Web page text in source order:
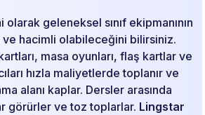
geleneksel sınıf ekipmanının
ve hacimli olabileceğini bilirsiniz.
masa oyunları, flaş kartlar ve
hızla maliyetlerde toplanır ve
alanı kaplar. Dersler arasında
görürler ve toz toplarlar. Lingstar